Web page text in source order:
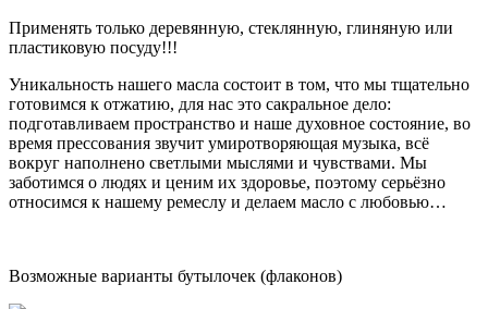
Применять только деревянную, стеклянную, глиняную или
пластиковую посуду!!!
Уникальность нашего масла состоит в том, что мы тщательно
готовимся к отжатию, для нас это сакральное дело:
подготавливаем пространство и наше духовное состояние, во
время прессования звучит умиротворяющая музыка, всё
вокруг наполнено светлыми мыслями и чувствами. Мы
заботимся о людях и ценим их здоровье, поэтому серьёзно
относимся к нашему ремеслу и делаем масло с любовью…
Возможные варианты бутылочек (флаконов)